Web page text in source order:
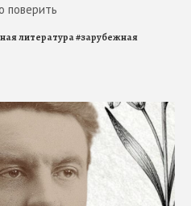
поверить
литература#зарубежная